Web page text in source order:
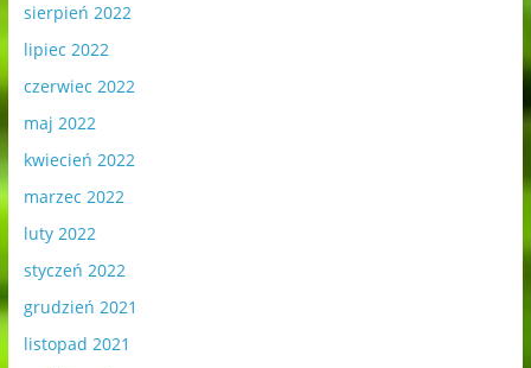
sierpień 2022
lipiec 2022
czerwiec 2022
maj 2022
kwiecień 2022
marzec 2022
luty 2022
styczeń 2022
grudzień 2021
listopad 2021